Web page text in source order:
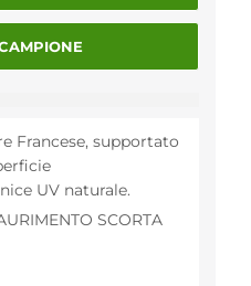
Francese, supportato
UV naturale.
SCORTA